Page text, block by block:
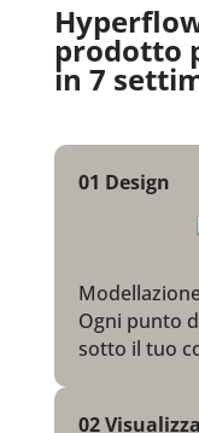
prodotto
in 7
01 Design
Ogni punto
sotto il tuo
02 Visualizza